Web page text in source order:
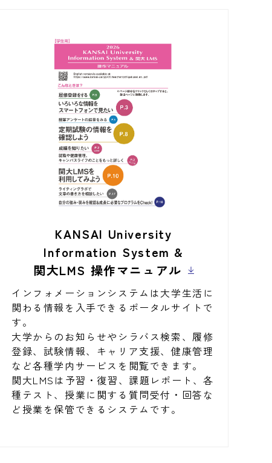
KANSAI University
Information System &
関大LMS 操作マニュアル
インフォメーションシステムは大学生活に
関わる情報を入手できるポータルサイトで
す。
大学からのお知らせやシラバス検索、履修
登録、試験情報、キャリア支援、健康管理
など各種学内サービスを閲覧できます。
関大LMSは予習・復習、課題レポート、各
種テスト、授業に関する質問受付・回答な
ど授業を保管できるシステムです。